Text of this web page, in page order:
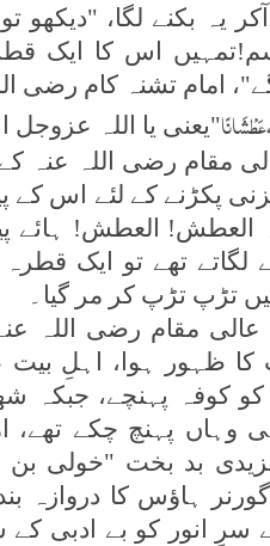
یہ بکنے لگا، "دیکھو
اس کا ایک
امام تشنہ کام رضی
"یعنی یا اللہ عزوجل
مقام رضی اللہ عنہ
پکڑنے کے لئے اس کے
العطش! العطش! ہائے
لگاتے تھے تو ایک
تڑپ تڑپ کر مر گیا۔
عالی مقام رضی
کو کوفہ پہنچے، جبکہ
وہاں پہنچ چکے تھے،
بد بخت "خولی بن
گورنر ہاؤس کا دروازہ
سرِ انور کو بے ادبی